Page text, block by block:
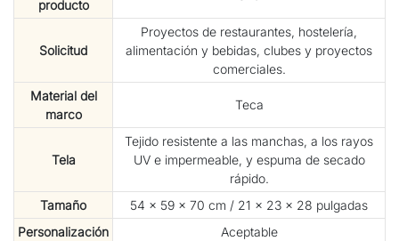
producto
Solicitud
Proyectos de restaurantes, hostelería,
alimentación y bebidas, clubes y proyectos
comerciales.
Material del
marco
Teca
Tela
Tejido resistente a las manchas, a los rayos
UV e impermeable, y espuma de secado
rápido.
Tamaño
54 × 59 × 70 cm / 21 × 23 × 28 pulgadas
Personalización
Aceptable